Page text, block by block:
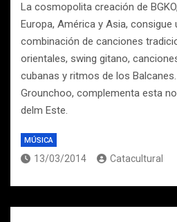
La cosmopolita creación de
Europa, América y Asia,
combinación de canciones
orientales, swing gitano,
cubanas y ritmos de los
Grounchoo, complementa esta
delm Este.
MÚSICA
13/03/2014 Catacultural